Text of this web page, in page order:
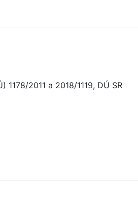
2011 a 2018/1119, DÚ SR